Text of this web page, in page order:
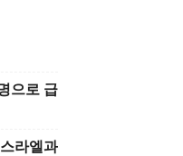
으로 급
라엘과